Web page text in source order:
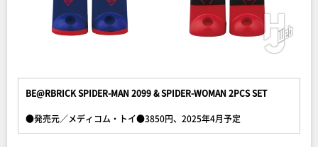
BE@RBRICK SPIDER-MAN 2099 & SPIDER-WOMAN 2PCS SET
●発売元／メディコム・トイ●3850円、2025年4月予定